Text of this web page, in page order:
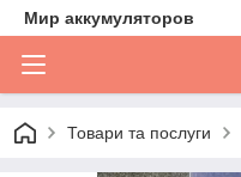
Мир аккумуляторов
Товари та послуги